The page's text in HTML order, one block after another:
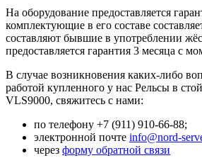
На оборудование предоставляется
комплектующие в его составе
составляют бывшие в употреблении
предоставляется гарантия 3 месяца с
В случае возникновения каких-либо
работой купленного у нас Рельсы в
VLS9000, свяжитесь с нами:
по телефону +7 (911) 910-66-88;
электронной почте info@nord-
через форму обратной связи